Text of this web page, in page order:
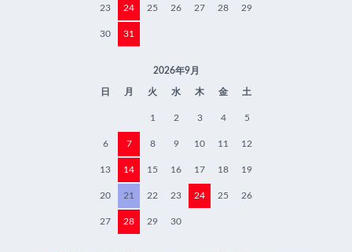
23 24 25 26 27 28 29
30 31
2026年9月
日 月 火 水 木 金 土
1 2 3 4 5
6 7 8 9 10 11 12
13 14 15 16 17 18 19
20 21 22 23 24 25 26
27 28 29 30